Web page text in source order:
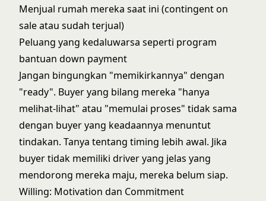
Menjual rumah mereka saat ini (contingent on
sale atau sudah terjual)
Peluang yang kedaluwarsa seperti program
bantuan down payment
Jangan bingungkan "memikirkannya" dengan
"ready". Buyer yang bilang mereka "hanya
melihat-lihat" atau "memulai proses" tidak sama
dengan buyer yang keadaannya menuntut
tindakan. Tanya tentang timing lebih awal. Jika
buyer tidak memiliki driver yang jelas yang
mendorong mereka maju, mereka belum siap.
Willing: Motivation dan Commitment